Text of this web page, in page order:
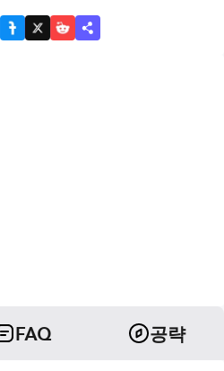
FAQ 공략